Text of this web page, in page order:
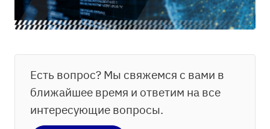
Есть вопрос? Мы свяжемся с вами в
ближайшее время и ответим на все
интересующие вопросы.